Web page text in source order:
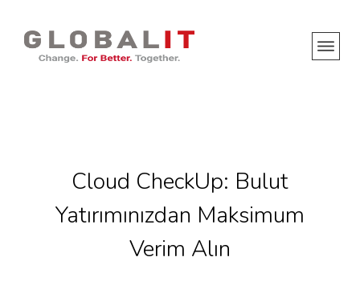
Cloud CheckUp: Bulut
Yatırımınızdan Maksimum
Verim Alın